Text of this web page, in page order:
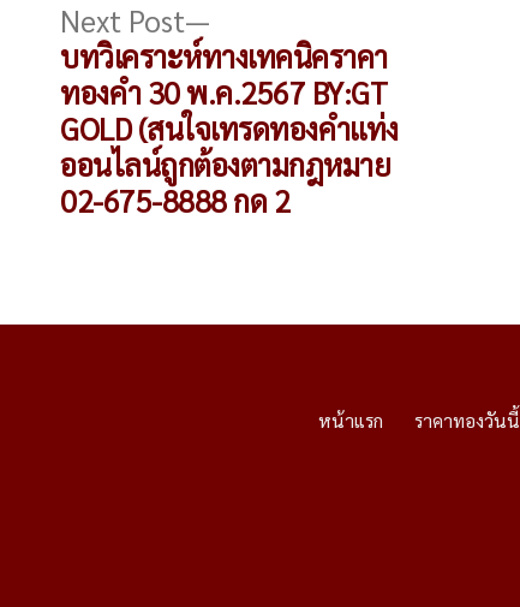
Next Post
post:
บทวิเคราะห์ทางเทคนิคราคา
ทองคำ 30 พ.ค.2567 BY:GT
GOLD (สนใจเทรดทองคำแท่ง
ออนไลน์ถูกต้องตามกฎหมาย
02-675-8888 กด 2
หน้าแรก ราคาทองวันนี้